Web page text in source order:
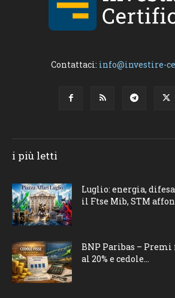
Contattaci: info@investire-
i più letti
Luglio: energia,
il Ftse Mib, STM
BNP Paribas –
al 20% e cedole...